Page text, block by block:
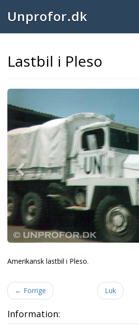
Unprofor.dk
Lastbil i Pleso
Previous
Amerikansk lastbil i Pleso.
← Forrige Luk
Information: